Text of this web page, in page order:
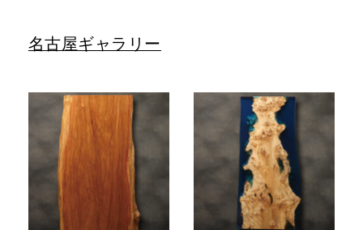
名古屋ギャラリー